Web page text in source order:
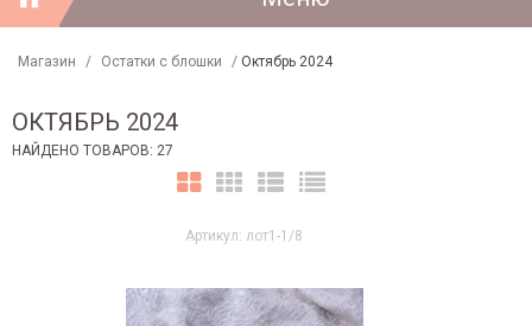
Магазин / Остатки с блошки / Октябрь 2024
ОКТЯБРЬ 2024
НАЙДЕНО ТОВАРОВ: 27
Артикул: лот1-1/8